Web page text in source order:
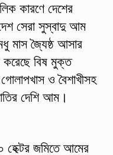
কারণে দেশের
সেরা সুস্বাদু আম
মাস জ্যৈষ্ঠ আসার
করেছে বিষ মুক্ত
ও বৈশাখীসহ
দেশি আম।
হেক্টর জমিতে আমের